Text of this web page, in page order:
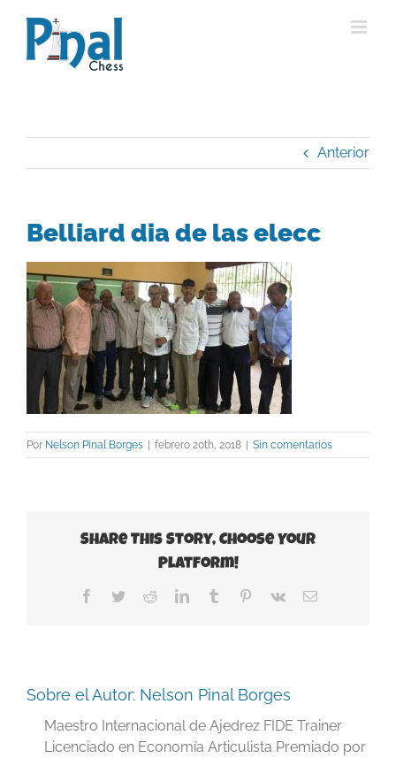
contenido
Anterior
Belliard dia de las elecc
Por Nelson Pinal Borges | febrero 20th, 2018 | Sin comentarios
Share This Story, Choose Your
Platform!
Facebook
TwitterRedditLinkedInTumblr Pinterest
Vk
Correo
Sobre el Autor: Nelson Pinal Borges
Maestro Internacional de Ajedrez FIDE Trainer
Licenciado en Economía Articulista Premiado por